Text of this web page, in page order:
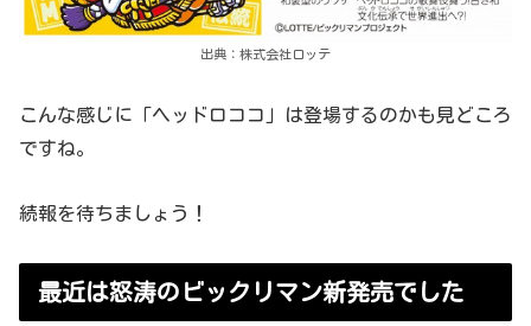
出典：株式会社ロッテ
こんな感じに「ヘッドロココ」は登場するのかも見どころ
ですね。
続報を待ちましょう！
最近は怒涛のビックリマン新発売でした